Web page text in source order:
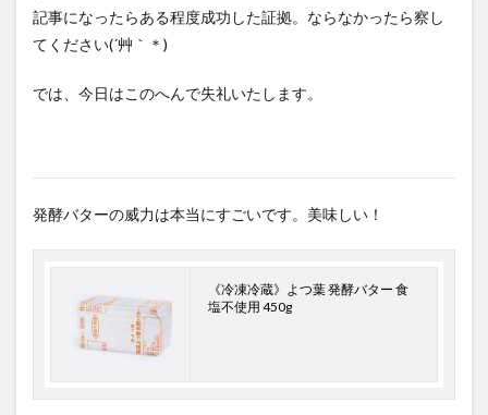
記事になったらある程度成功した証拠。ならなかったら察し
てください(´艸｀＊)
では、今日はこのへんで失礼いたします。
発酵バターの威力は本当にすごいです。美味しい！
《冷凍冷蔵》よつ葉 発酵バター 食
塩不使用 450g